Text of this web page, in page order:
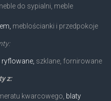
do sypialni, meble
meblościanki i przedpokoje
ryflowane, szklane, fornirowane
z:
kwarcowego, blaty